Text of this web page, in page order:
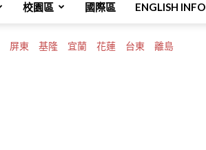
校園區 國際區 ENGLISH INFO
屏東 基隆 宜蘭 花蓮 台東 離島